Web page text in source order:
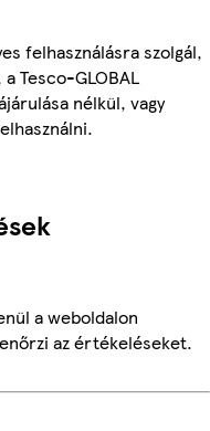
felhasználásra szolgál,
Tesco-GLOBAL
nélkül, vagy
a weboldalon
az értékeléseket.